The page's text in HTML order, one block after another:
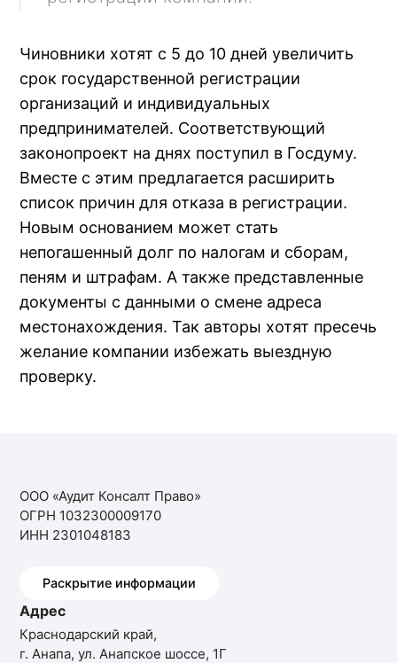
Чиновники хотят с 5 до 10 дней увеличить
срок государственной регистрации
организаций и индивидуальных
предпринимателей. Соответствующий
законопроект на днях поступил в Госдуму.
Вместе с этим предлагается расширить
список причин для отказа в регистрации.
Новым основанием может стать
непогашенный долг по налогам и сборам,
пеням и штрафам. А также представленные
документы с данными о смене адреса
местонахождения. Так авторы хотят пресечь
желание компании избежать выездную
проверку.
ООО «Аудит Консалт Право»
ОГРН 1032300009170
ИНН 2301048183
Раскрытие информации
Адрес
Краснодарский край,
г. Анапа, ул. Анапское шоссе, 1Г